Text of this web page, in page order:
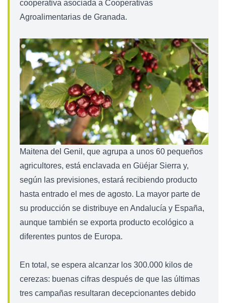
cooperativa asociada a Cooperativas
Agroalimentarias de Granada.
Maitena del Genil, que agrupa a unos 60 pequeños
agricultores, está enclavada en Güéjar Sierra y,
según las previsiones, estará recibiendo producto
hasta entrado el mes de agosto. La mayor parte de
su producción se distribuye en Andalucía y España,
aunque también se exporta producto ecológico a
diferentes puntos de Europa.
En total, se espera alcanzar los 300.000 kilos de
cerezas: buenas cifras después de que las últimas
tres campañas resultaran decepcionantes debido